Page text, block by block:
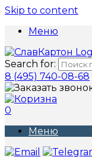
Skip to content
Меню
Search for:
8 (495) 740-08-68
0
Меню